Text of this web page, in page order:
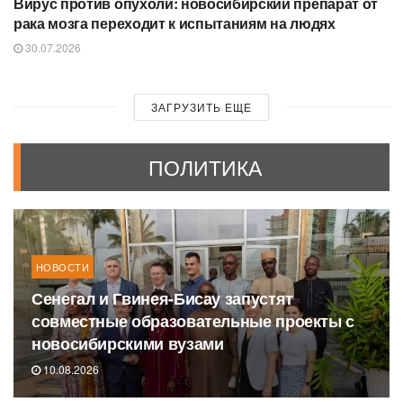
рака мозга переходит к испытаниям на людях
30.07.2026
ЗАГРУЗИТЬ ЕЩЕ
ПОЛИТИКА
НОВОСТИ
Сенегал и Гвинея-Бисау запустят
совместные образовательные проекты с
новосибирскими вузами
10.08.2026